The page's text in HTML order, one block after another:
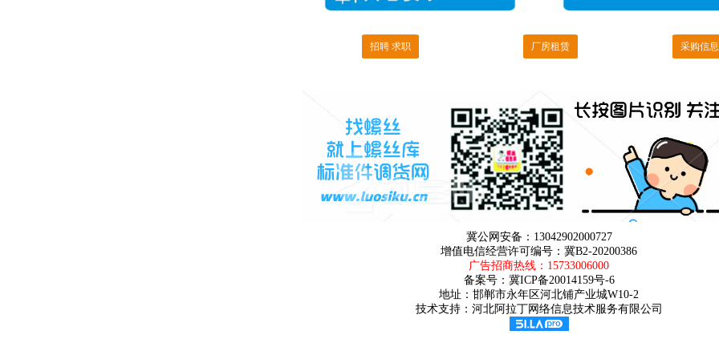
招聘 求职 厂房租赁 采购信息
冀公网安备：13042902000727
增值电信经营许可编号：冀B2-20200386
广告招商热线： 15733006000
备案号： 冀ICP备20014159号-6
地址：邯郸市永年区河北铺产业城W10-2
技术支持：河北阿拉丁网络信息技术服务有限公司